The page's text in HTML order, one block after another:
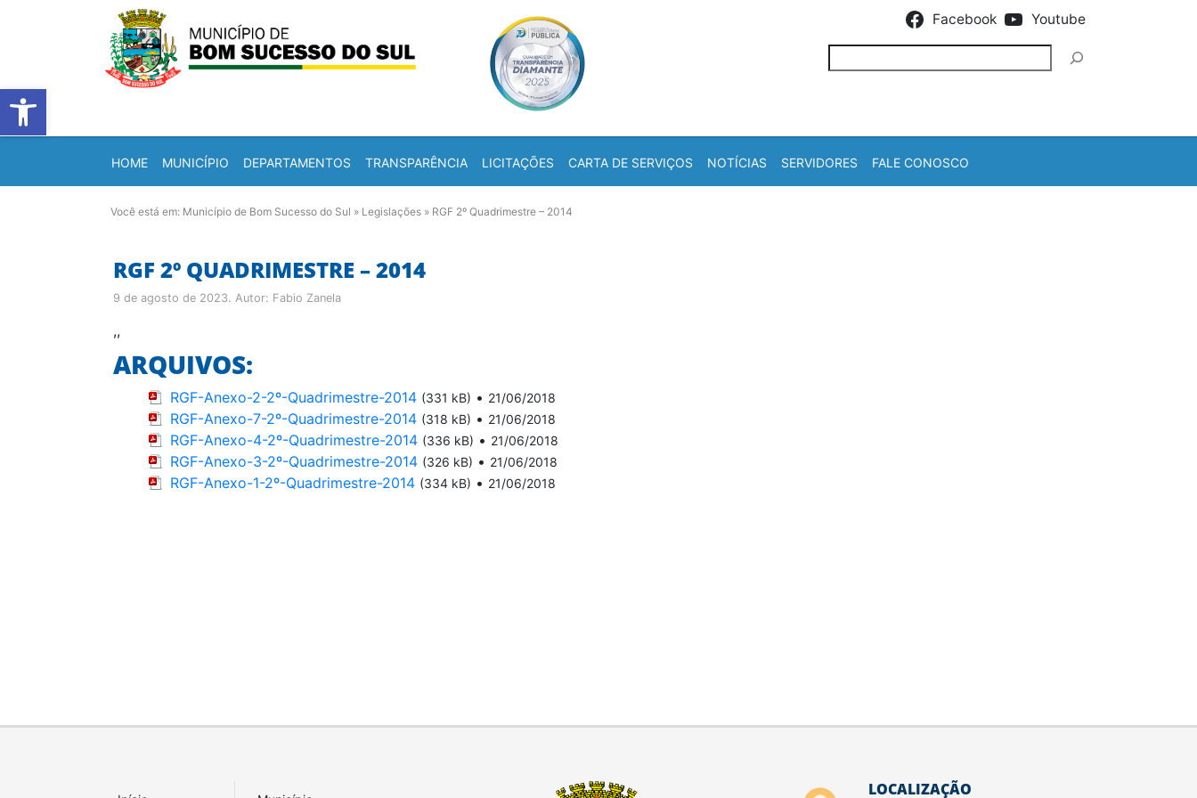
Barra de Ferramentas Aberta
Facebook Youtube
HOME MUNICÍPIO DEPARTAMENTOS TRANSPARÊNCIA LICITAÇÕES CARTA DE SERVIÇOS NOTÍCIAS SERVIDORES FALE CONOSCO
Você está em: Município de Bom Sucesso do Sul » Legislações » RGF 2º Quadrimestre – 2014
RGF 2º QUADRIMESTRE – 2014
9 de agosto de 2023. Autor: Fabio Zanela
,,
ARQUIVOS:
RGF-Anexo-2-2º-Quadrimestre-2014 (331 kB) • 21/06/2018
RGF-Anexo-7-2º-Quadrimestre-2014 (318 kB) • 21/06/2018
RGF-Anexo-4-2º-Quadrimestre-2014 (336 kB) • 21/06/2018
RGF-Anexo-3-2º-Quadrimestre-2014 (326 kB) • 21/06/2018
RGF-Anexo-1-2º-Quadrimestre-2014 (334 kB) • 21/06/2018
LOCALIZAÇÃO